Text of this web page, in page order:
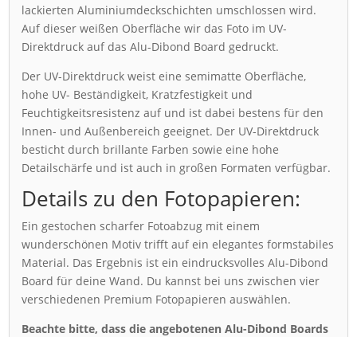
lackierten Aluminiumdeckschichten umschlossen wird.
Auf dieser weißen Oberfläche wir das Foto im UV-
Direktdruck auf das Alu-Dibond Board gedruckt.
Der UV-Direktdruck weist eine semimatte Oberfläche,
hohe UV- Beständigkeit, Kratzfestigkeit und
Feuchtigkeitsresistenz auf und ist dabei bestens für den
Innen- und Außenbereich geeignet. Der UV-Direktdruck
besticht durch brillante Farben sowie eine hohe
Detailschärfe und ist auch in großen Formaten verfügbar.
Details zu den Fotopapieren:
Ein gestochen scharfer Fotoabzug mit einem
wunderschönen Motiv trifft auf ein elegantes formstabiles
Material. Das Ergebnis ist ein eindrucksvolles Alu-Dibond
Board für deine Wand. Du kannst bei uns zwischen vier
verschiedenen Premium Fotopapieren auswählen.
Beachte bitte, dass die angebotenen Alu-Dibond Boards